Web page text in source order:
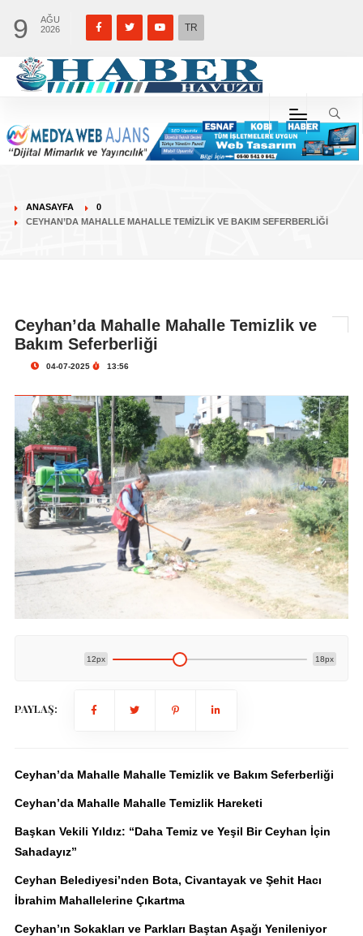
9
AĞU
2026
TR
ANASAYFA
0
CEYHAN’DA MAHALLE MAHALLE TEMIZLIK VE BAKIM SEFERBERLIĞI
Ceyhan’da Mahalle Mahalle Temizlik ve
Bakım Seferberliği
04-07-2025 13:56
12px 18px
PAYLAŞ:
Ceyhan’da Mahalle Mahalle Temizlik ve Bakım Seferberliği
Ceyhan’da Mahalle Mahalle Temizlik Hareketi
Başkan Vekili Yıldız: “Daha Temiz ve Yeşil Bir Ceyhan İçin
Sahadayız”
Ceyhan Belediyesi’nden Bota, Civantayak ve Şehit Hacı
İbrahim Mahallelerine Çıkartma
Ceyhan’ın Sokakları ve Parkları Baştan Aşağı Yenileniyor